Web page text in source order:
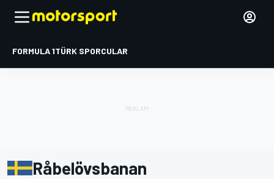
FORMULA 1TÜRK SPORCULAR
Råbelövsbanan